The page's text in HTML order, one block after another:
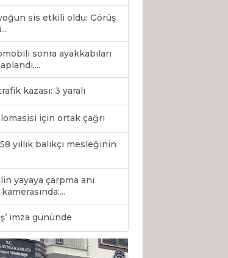
sis etkili oldu: Görüş
sonra ayakkabıları
kazası: 3 yaralı
için ortak çağrı
yıllık balıkçı mesleğinin
yayaya çarpma anı
imza gününde